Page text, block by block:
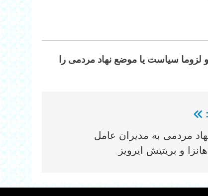
لزوما سیاست یا موضع نهاد مردمی را
مردمی به مدیران عامل
و بریتیش ایرویز